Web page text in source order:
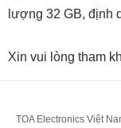
lượng 32 GB, định
Xin vui lòng tham
TOA Electronics Việt